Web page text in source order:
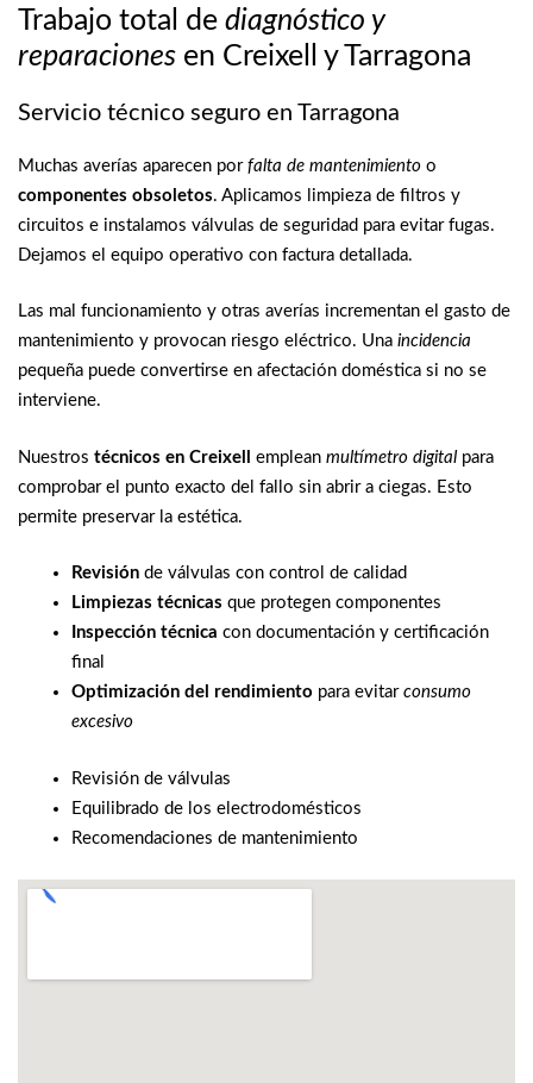
Trabajo total de diagnóstico y
reparaciones en Creixell y Tarragona
Servicio técnico seguro en Tarragona
Muchas averías aparecen por falta de mantenimiento o
componentes obsoletos. Aplicamos limpieza de filtros y
circuitos e instalamos válvulas de seguridad para evitar fugas.
Dejamos el equipo operativo con factura detallada.
Las mal funcionamiento y otras averías incrementan el gasto de
mantenimiento y provocan riesgo eléctrico. Una incidencia
pequeña puede convertirse en afectación doméstica si no se
interviene.
Nuestros técnicos en Creixell emplean multímetro digital para
comprobar el punto exacto del fallo sin abrir a ciegas. Esto
permite preservar la estética.
Revisión de válvulas con control de calidad
Limpiezas técnicas que protegen componentes
Inspección técnica con documentación y certificación
final
Optimización del rendimiento para evitar consumo
excesivo
Revisión de válvulas
Equilibrado de los electrodomésticos
Recomendaciones de mantenimiento